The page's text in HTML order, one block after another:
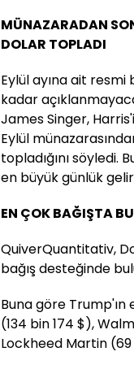
MÜNAZARADAN
DOLAR TOPLADI
Eylül ayına ait
kadar
James Singer,
Eylül
topladığını söyledi.
en büyük günlük
EN ÇOK BAĞIŞTA
QuiverQuantitativ,
bağış desteğinde
Buna göre Trump'ın
(134 bin 174 $),
Lockheed Martin